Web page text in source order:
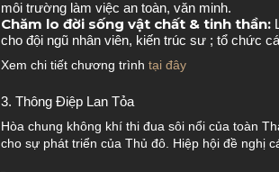
môi trường làm việc an toàn, văn minh.
Chăm lo đời sống vật chất & tinh thần:
cho đội ngũ nhân viên, kiến trúc sư ; tổ chức
Xem chi tiết chương trình tại đây
3. Thông Điệp Lan Tỏa
Hòa chung không khí thi đua sôi nổi của toàn
cho sự phát triển của Thủ đô. Hiệp hội đề nghị